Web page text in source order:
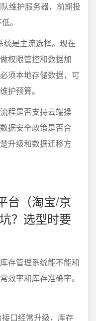
维护服务器，前期投
。
统是主流选择。现在
权限管控和数据加
须本地存储数据，可
护预算。
程是否支持云端操
据安全政策是否合
升级和数据迁移方
台（淘宝/京
？选型时要
存管理系统能不能和
效率和库存准确率。
接口经常升级，库存